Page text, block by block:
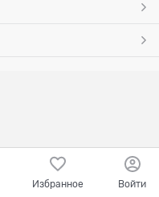
Избранное Войти